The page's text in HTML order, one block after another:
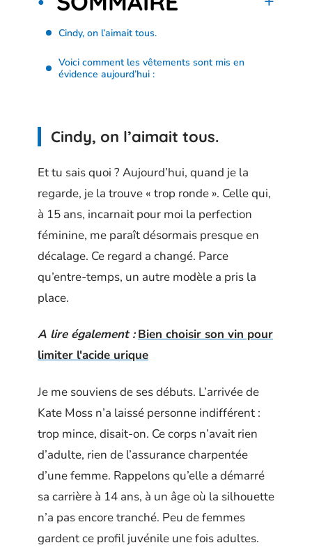
Cindy, on l’aimait tous.
Voici comment les vêtements sont mis en
évidence aujourd’hui :
Cindy, on l’aimait tous.
Et tu sais quoi ? Aujourd’hui, quand je la
regarde, je la trouve « trop ronde ». Celle qui,
à 15 ans, incarnait pour moi la perfection
féminine, me paraît désormais presque en
décalage. Ce regard a changé. Parce
qu’entre-temps, un autre modèle a pris la
place.
A lire également : Bien choisir son vin pour
limiter l'acide urique
Je me souviens de ses débuts. L’arrivée de
Kate Moss n’a laissé personne indifférent :
trop mince, disait-on. Ce corps n’avait rien
d’adulte, rien de l’assurance charpentée
d’une femme. Rappelons qu’elle a démarré
sa carrière à 14 ans, à un âge où la silhouette
n’a pas encore tranché. Peu de femmes
gardent ce profil juvénile une fois adultes.